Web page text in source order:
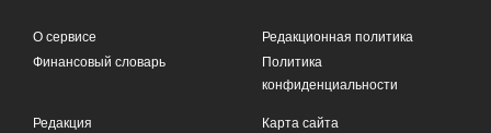
О сервисе
Финансовый словарь
Редакционная политика
Политика
конфиденциальности
Редакция
Карта сайта